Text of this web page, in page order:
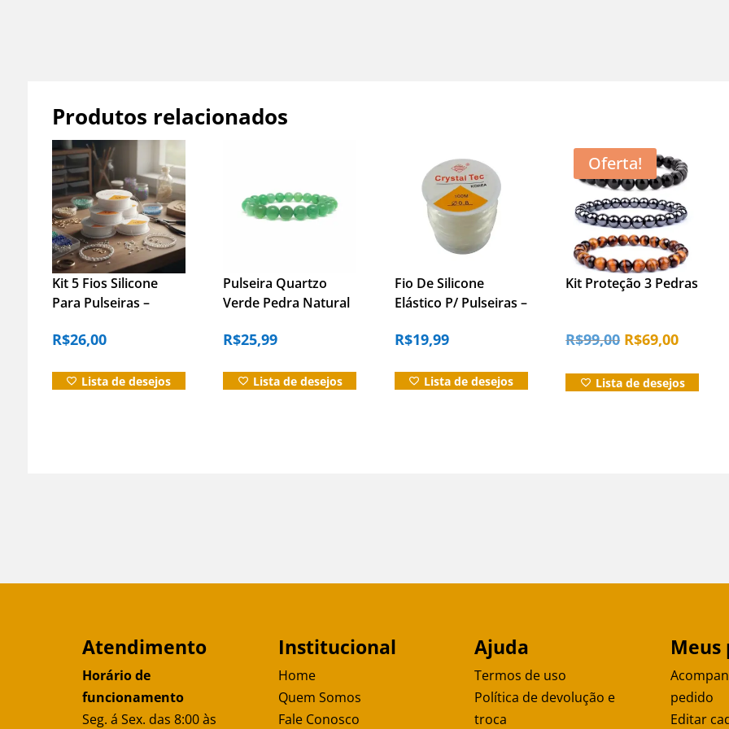
Produtos relacionados
Kit 5 Fios Silicone
Para Pulseiras –
Tec
R$26,00
Lista de desejos
Pulseira Quartzo
Verde Pedra Natural
Equilíbrio – 17cm
R$25,99
Lista de desejos
Fio De Silicone
Elástico P/ Pulseiras –
R$19,99
Lista de desejos
Oferta!
Kit Proteção 3 Pedras
R$99,00 O
original
R$69,00O
atual
Lista de desejos
Atendimento
Horário de
funcionamento
Seg. á Sex. das 8:00 às
Institucional
Home
Quem Somos
Fale Conosco
Ajuda
Termos de uso
Política de devolução e
troca
Meus
pedido
Editar